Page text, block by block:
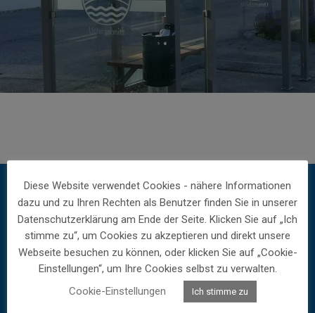
Gemeinde Unterrabnitz-Schwendgraben
Hauptstraße 54
A-7371 Unterrabnitz
+43 2616 8877
Diese Website verwendet Cookies - nähere Informationen
dazu und zu Ihren Rechten als Benutzer finden Sie in unserer
Datenschutzerklärung am Ende der Seite. Klicken Sie auf „Ich
stimme zu“, um Cookies zu akzeptieren und direkt unsere
Webseite besuchen zu können, oder klicken Sie auf „Cookie-
Einstellungen“, um Ihre Cookies selbst zu verwalten.
Cookie-Einstellungen
Ich stimme zu